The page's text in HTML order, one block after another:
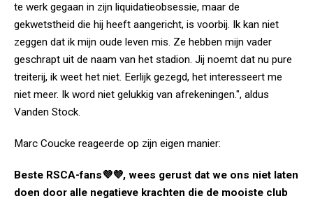
te werk gegaan in zijn liquidatieobsessie, maar de
gekwetstheid die hij heeft aangericht, is voorbij. Ik kan niet
zeggen dat ik mijn oude leven mis. Ze hebben mijn vader
geschrapt uit de naam van het stadion. Jij noemt dat nu pure
treiterij, ik weet het niet. Eerlijk gezegd, het interesseert me
niet meer. Ik word niet gelukkig van afrekeningen.", aldus
Vanden Stock.
Marc Coucke reageerde op zijn eigen manier:
Beste RSCA-fans💜💜, wees gerust dat we ons niet laten
doen door alle negatieve krachten die de mooiste club